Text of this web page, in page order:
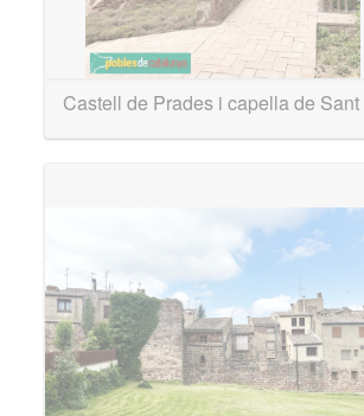
Castell de Prades i capella de